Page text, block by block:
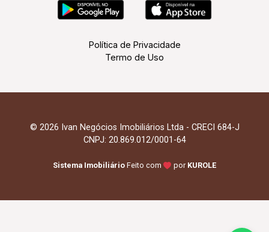
Política de Privacidade
Termo de Uso
© 2026 Ivan Negócios Imobiliários Ltda - CRECI 684-J
CNPJ: 20.869.012/0001-64
Sistema Imobiliário Feito com por KUROLE